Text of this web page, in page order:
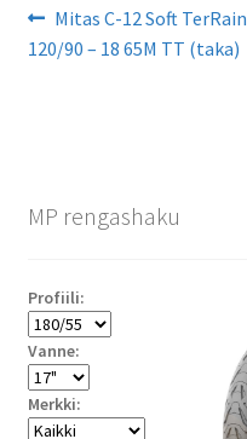
Artikkelien
selaus
Edellinen
artikkeli
Mitas C-12 Soft TerRain
120/90 – 18 65M TT (taka)
MP rengashaku
Profiili:
Vanne:
Merkki: